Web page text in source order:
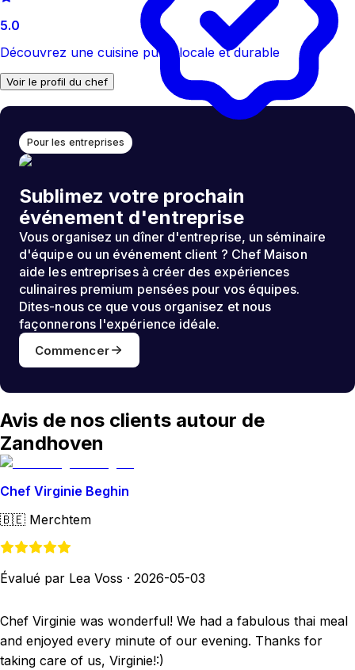
5.0
Découvrez une cuisine pure, locale et durable
Voir le profil du chef
Pour les entreprises
Sublimez votre prochain
événement d'entreprise
Vous organisez un dîner d'entreprise, un séminaire
d'équipe ou un événement client ? Chef Maison
aide les entreprises à créer des expériences
culinaires premium pensées pour vos équipes.
Dites-nous ce que vous organisez et nous
façonnerons l'expérience idéale.
Commencer
Avis de nos clients autour de
Zandhoven
Chef Virginie Beghin
🇧🇪 Merchtem
Évalué par Lea Voss · 2026-05-03
Chef Virginie was wonderful! We had a fabulous thai meal
and enjoyed every minute of our evening. Thanks for
taking care of us, Virginie!:)